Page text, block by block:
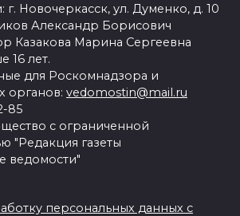
Новочеркасск, ул. Думенко, д. 10
Александр Борисович
Казакова Марина Сергеевна
16 лет.
для Роскомнадзора и
органов: vedomostin@mail.ru
85
с ограниченной
"Редакция газеты
ведомости"
персональных данных с